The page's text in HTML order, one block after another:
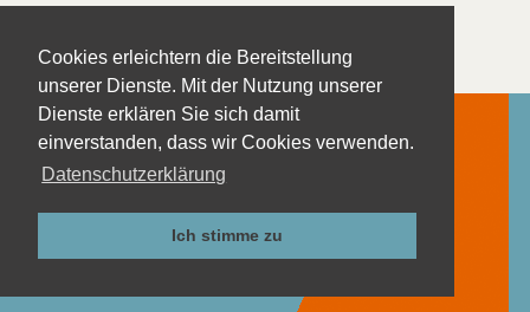
Cookies erleichtern die Bereitstellung
unserer Dienste. Mit der Nutzung unserer
Dienste erklären Sie sich damit
einverstanden, dass wir Cookies verwenden.
Datenschutzerklärung
Ich stimme zu